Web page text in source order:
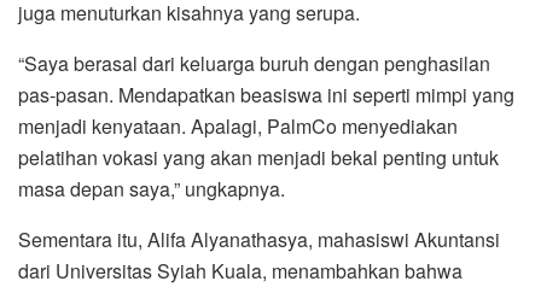
juga menuturkan kisahnya yang serupa.
“Saya berasal dari keluarga buruh dengan penghasilan
pas-pasan. Mendapatkan beasiswa ini seperti mimpi yang
menjadi kenyataan. Apalagi, PalmCo menyediakan
pelatihan vokasi yang akan menjadi bekal penting untuk
masa depan saya,” ungkapnya.
Sementara itu, Alifa Alyanathasya, mahasiswi Akuntansi
dari Universitas Syiah Kuala, menambahkan bahwa